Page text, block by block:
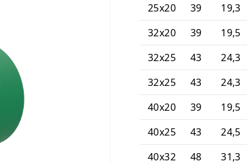
25x20
39 19,3
32x20
39 19,5
32x25
43 24,3
32x25
43 24,3
40x20
39 19,5
40x25
43 24,5
40x32
48 31,3